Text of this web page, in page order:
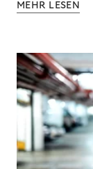
MEHR LESEN